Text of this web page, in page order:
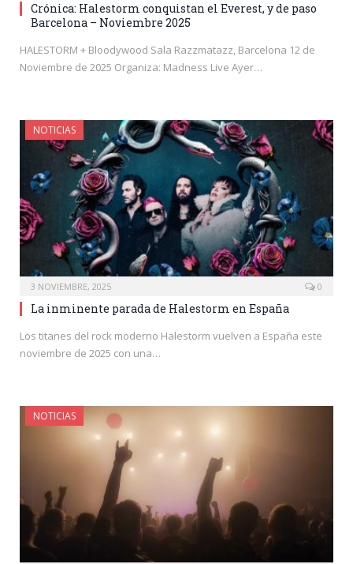
Crónica: Halestorm conquistan el Everest, y de paso
Barcelona – Noviembre 2025
HALESTORM + Bloodywood Sala Razzmatazz, Barcelona 12 de
Noviembre de 2025 Organiza: Madness Live Ayer…
NOTICIAS
3 NOVIEMBRE, 2025 0
La inminente parada de Halestorm en España
Los titanes del rock moderno Halestorm vuelven a España este
noviembre de 2025 con una…
NOTICIAS